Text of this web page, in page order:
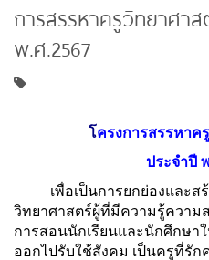
การสรรหาครูวิทยาศาส
พ.ศ.2567
โครงการสรรหาค
ประจำปี
เพื่อเป็นการยกย่องและ
วิทยาศาสตร์ผู้ที่มีความรู้ความ
การสอนนักเรียนและนักศึกษ
ออกไปรับใช้สังคม เป็นครูที่รั